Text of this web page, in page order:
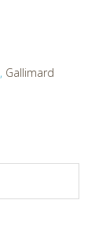
, Gallimard